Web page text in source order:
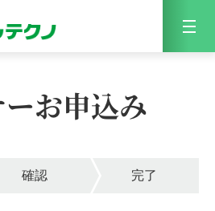
Menu
お申込み
確認 完了